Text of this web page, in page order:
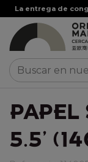
La entrega de
PAPEL
5.5'